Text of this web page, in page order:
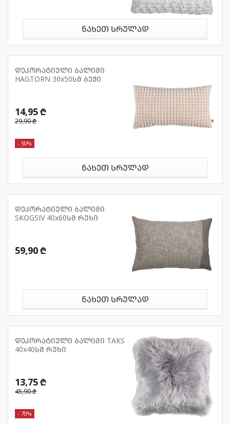
ნახეთ სრულად
დეკორატიული ბალიში
HAGTORN 30x50სმ ბეჟი
14,95 ₾
29,90 ₾
- 50%
ნახეთ სრულად
დეკორატიული ბალიში
SKOGSIV 40x60სმ რუხი
59,90 ₾
ნახეთ სრულად
დეკორატიული ბალიში TAKS
40x40სმ რუხი
13,75 ₾
45,90 ₾
- 70%